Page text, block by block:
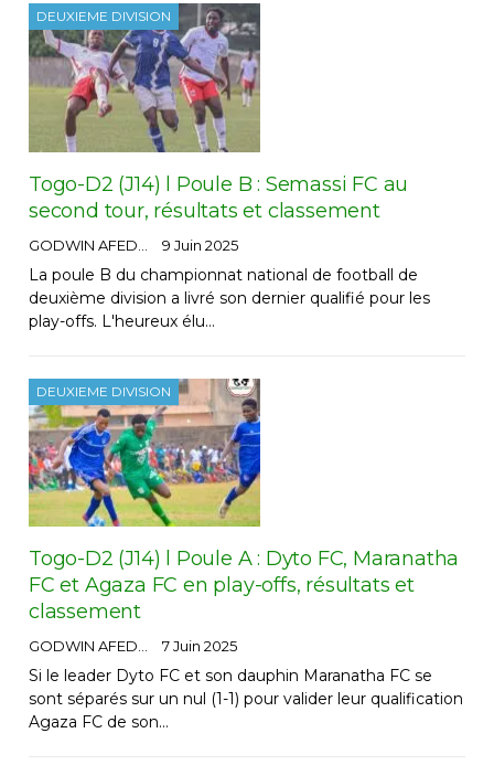
DEUXIEME DIVISION
Togo-D2 (J14) l Poule B : Semassi FC au
second tour, résultats et classement
9 Juin 2025
La poule B du championnat national de football de
deuxième division a livré son dernier qualifié pour les
play-offs. L'heureux élu…
DEUXIEME DIVISION
Togo-D2 (J14) l Poule A : Dyto FC, Maranatha
FC et Agaza FC en play-offs, résultats et
classement
7 Juin 2025
Si le leader Dyto FC et son dauphin Maranatha FC se
sont séparés sur un nul (1-1) pour valider leur qualification
Agaza FC de son…